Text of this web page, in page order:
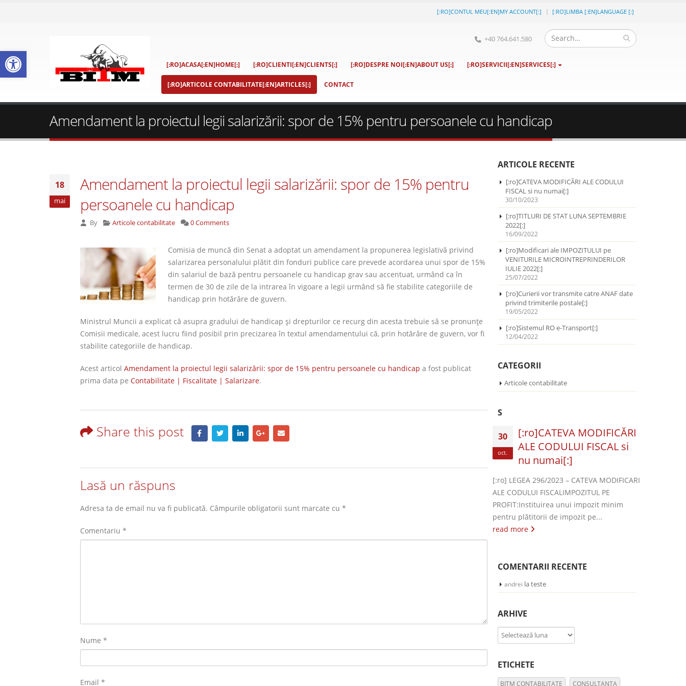
[:RO]CONTUL MEU[:EN]MY ACCOUNT[:] [:RO]LIMBA [:EN]LANGUAGE [:]
+40 764.641.580
[:RO]ACASA[:EN]HOME[:] [:RO]CLIENTI[:EN]CLIENTS[:] [:RO]DESPRE NOI[:EN]ABOUT US[:] [:RO]SERVICII[:EN]SERVICES[:]
[:RO]ARTICOLE CONTABILITATE[:EN]ARTICLES[:] CONTACT
Amendament la proiectul legii salarizării: spor de 15% pentru persoanele cu handicap
18
mai
Amendament la proiectul legii salarizării: spor de 15% pentru
persoanele cu handicap
By Articole contabilitate 0 Comments
Comisia de muncă din Senat a adoptat un amendament la propunerea legislativă privind
salarizarea personalului plătit din fonduri publice care prevede acordarea unui spor de 15%
din salariul de bază pentru persoanele cu handicap grav sau accentuat, urmând ca în
termen de 30 de zile de la intrarea în vigoare a legii urmând să fie stabilite categoriile de
handicap prin hotărâre de guvern.
Ministrul Muncii a explicat că asupra gradului de handicap şi drepturilor ce recurg din acesta trebuie să se pronunţe
Comisii medicale, acest lucru fiind posibil prin precizarea în textul amendamentului că, prin hotărâre de guvern, vor fi
stabilite categoriile de handicap.
Acest articol Amendament la proiectul legii salarizării: spor de 15% pentru persoanele cu handicap a fost publicat
prima data pe Contabilitate | Fiscalitate | Salarizare.
Share this post
Lasă un răspuns
Adresa ta de email nu va fi publicată. Câmpurile obligatorii sunt marcate cu *
Comentariu *
Nume *
Email *
ARTICOLE RECENTE
[:ro]CATEVA MODIFICĂRI ALE CODULUI
FISCAL si nu numai[:]
30/10/2023
[:ro]TITLURI DE STAT LUNA SEPTEMBRIE
2022[:]
16/09/2022
[:ro]Modificari ale IMPOZITULUI pe
VENITURILE MICROINTREPRINDERILOR
IULIE 2022[:]
25/07/2022
[:ro]Curierii vor transmite catre ANAF date
privind trimiterile postale[:]
19/05/2022
[:ro]Sistemul RO e-Transport[:]
12/04/2022
CATEGORII
Articole contabilitate
S
30
oct.
[:ro]CATEVA MODIFICĂRI
ALE CODULUI FISCAL si
nu numai[:]
[:ro] LEGEA 296/2023 – CATEVA MODIFICARI
ALE CODULUI FISCALIMPOZITUL PE
PROFIT:Instituirea unui impozit minim
pentru plătitorii de impozit pe...
read more
COMENTARII RECENTE
andrei lateste
ARHIVE
Arhive
ETICHETE
BITM CONTABILITATE CONSULTANTA
Deschide bara de unelte